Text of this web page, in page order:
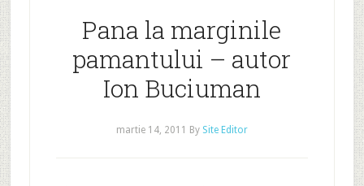
Pana la marginile
pamantului – autor
Ion Buciuman
martie 14, 2011 By Site Editor